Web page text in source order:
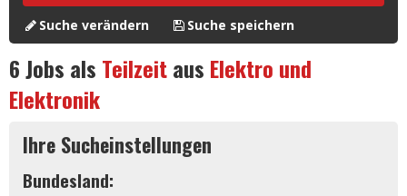
Suche verändern Suche speichern
6Jobs als Teilzeitaus Elektro und
Elektronik
Ihre Sucheinstellungen
Bundesland: